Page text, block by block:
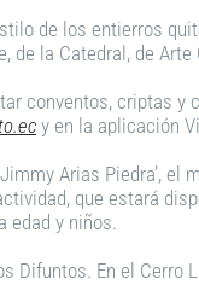
de los entierros
la Catedral, de Arte
criptas y
y en la aplicación
Arias Piedra’,
que estará
edad y niños.
En el